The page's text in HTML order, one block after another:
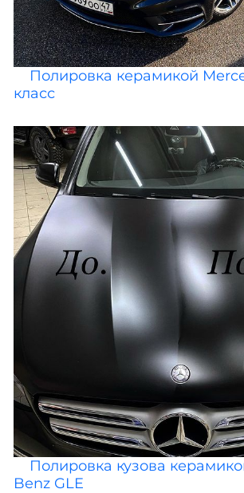
Полировка керамикой
класс
Полировка кузова
Benz GLE